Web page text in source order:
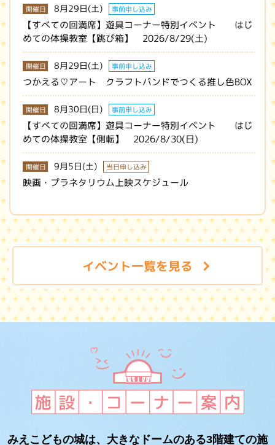
開催日 8月29日(土) 事前申し込み
【すべての回満席】遊具コーナー特別イベント はじ
めての体操教室【跳び箱】 2026/8/29(土)
開催日 8月29日(土) 事前申し込み
つかえる♡アート クラフトバンドでつくる推し色BOX
開催日 8月30日(日) 事前申し込み
【すべての回満席】遊具コーナー特別イベント はじ
めての体操教室【側転】 2026/8/30(日)
開催日 9月5日(土) 当日申し込み
映画・プラネタリウム上映スケジュール
イベント一覧を見る
みえこどもの城は、大きなドームのある3階建ての施